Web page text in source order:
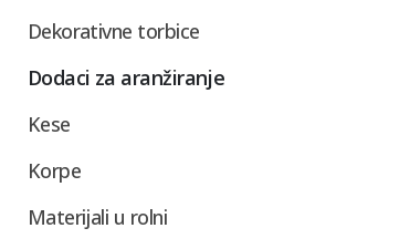
Dekorativne torbice
Dodaci za aranžiranje
Kese
Korpe
Materijali u rolni